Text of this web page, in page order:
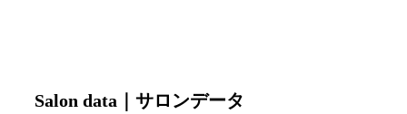
Salon data｜サロンデータ